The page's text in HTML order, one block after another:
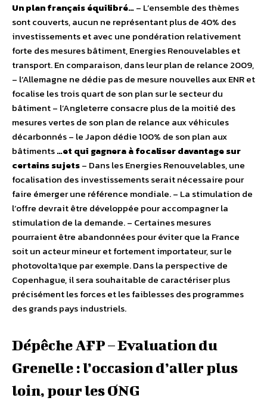
Un plan français équilibré…– L’ensemble des thèmes
sont couverts, aucun ne représentant plus de 40% des
investissements et avec une pondération relativement
forte des mesures bâtiment, Energies Renouvelables et
transport. En comparaison, dans leur plan de relance 2009,
– l’Allemagne ne dédie pas de mesure nouvelles aux ENR et
focalise les trois quart de son plan sur le secteur du
bâtiment – l’Angleterre consacre plus de la moitié des
mesures vertes de son plan de relance aux véhicules
décarbonnés – le Japon dédie 100% de son plan aux
bâtiments…et qui gagnera à focaliser davantage sur
certains sujets– Dans les Energies Renouvelables, une
focalisation des investissements serait nécessaire pour
faire émerger une référence mondiale. – La stimulation de
l’offre devrait être développée pour accompagner la
stimulation de la demande. – Certaines mesures
pourraient être abandonnées pour éviter que la France
soit un acteur mineur et fortement importateur, sur le
photovoltaïque par exemple. Dans la perspective de
Copenhague, il sera souhaitable de caractériser plus
précisément les forces et les faiblesses des programmes
des grands pays industriels.
Dépêche AFP – Evaluation du
Grenelle : l’occasion d’aller plus
loin, pour les ONG